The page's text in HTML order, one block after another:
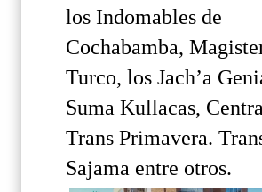
los Indomables de
Cochabamba,
Turco, los Jach’a
Suma Kullacas,
Trans Primavera.
Sajama entre otros.